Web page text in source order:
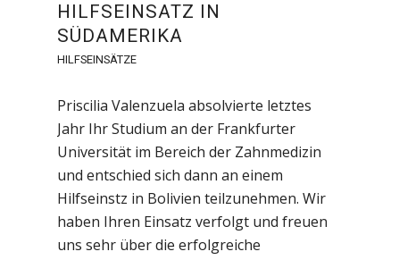
HILFSEINSATZ IN
SÜDAMERIKA
HILFSEINSÄTZE
Priscilia Valenzuela absolvierte letztes
Jahr Ihr Studium an der Frankfurter
Universität im Bereich der Zahnmedizin
und entschied sich dann an einem
Hilfseinstz in Bolivien teilzunehmen. Wir
haben Ihren Einsatz verfolgt und freuen
uns sehr über die erfolgreiche